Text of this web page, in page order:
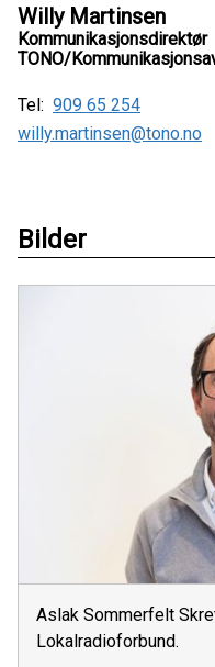
Willy Martinsen
Kommunikasjonsdirektør
TONO/
Tel: 909 65 254
willy.martinsen@tono.no
Bilder
Aslak Sommerfelt
Lokalradioforbund.